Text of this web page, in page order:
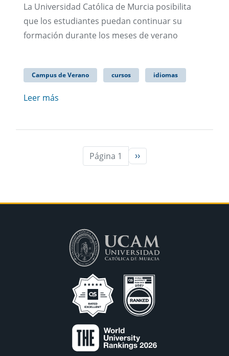
La Universidad Católica de Murcia posibilita
que los estudiantes puedan continuar su
formación durante los meses de verano
Campus de Verano cursos idiomas
Leer más
Página 1 Siguiente página
››